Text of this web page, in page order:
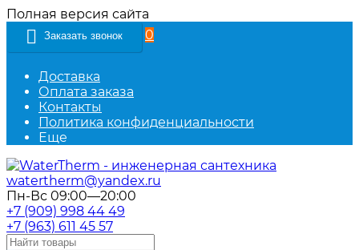
Полная версия сайта
Заказать звонок 0
Доставка
Оплата заказа
Контакты
Политика конфиденциальности
Еще
watertherm@yandex.ru
Пн-Вс 09:00—20:00
+7 (909) 998 44 49
+7 (963) 611 45 57